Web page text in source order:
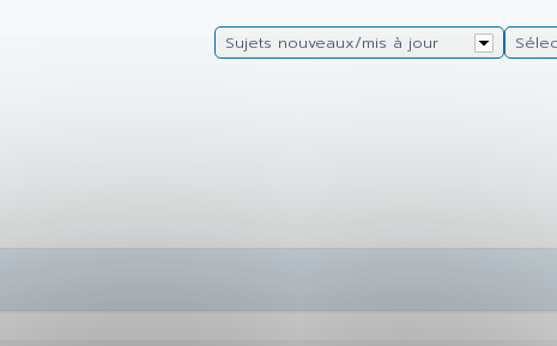
Sujets nouveaux/mis à jour